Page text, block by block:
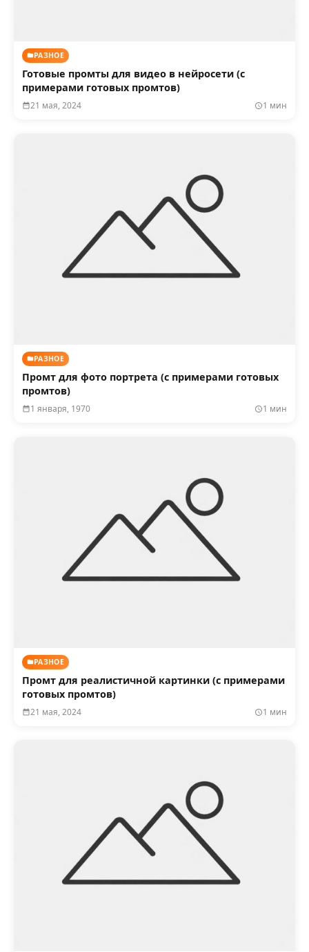
РАЗНОЕ
Готовые промты для видео в нейросети (с
примерами готовых промтов)
21 мая, 2024 1 мин
РАЗНОЕ
Промт для фото портрета (с примерами готовых
промтов)
1 января, 1970 1 мин
РАЗНОЕ
Промт для реалистичной картинки (с примерами
готовых промтов)
21 мая, 2024 1 мин